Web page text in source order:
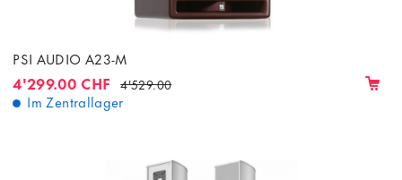
PSI AUDIO A23-M
4'299.00 CHF 4'529.00
Im Zentrallager